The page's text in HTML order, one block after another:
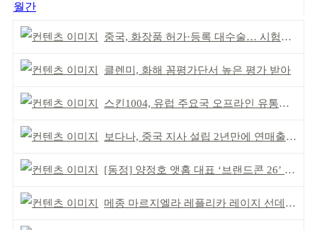
월간
중국, 화장품 허가·등록 대수술… 시험자료 공용 허용
클렌미, 화해 꼼평가단서 높은 평가 받아
스킨1004, 유럽 주요국 오프라인 유통망 확대
보다나, 중국 지사 설립 2년만에 연매출 120억 돌파
[동정] 양정호 앳홈 대표 ‘브랜드콘 26’ 강연
메종 마르지엘라 레플리카 레이지 선데이 모닝 디퓨저